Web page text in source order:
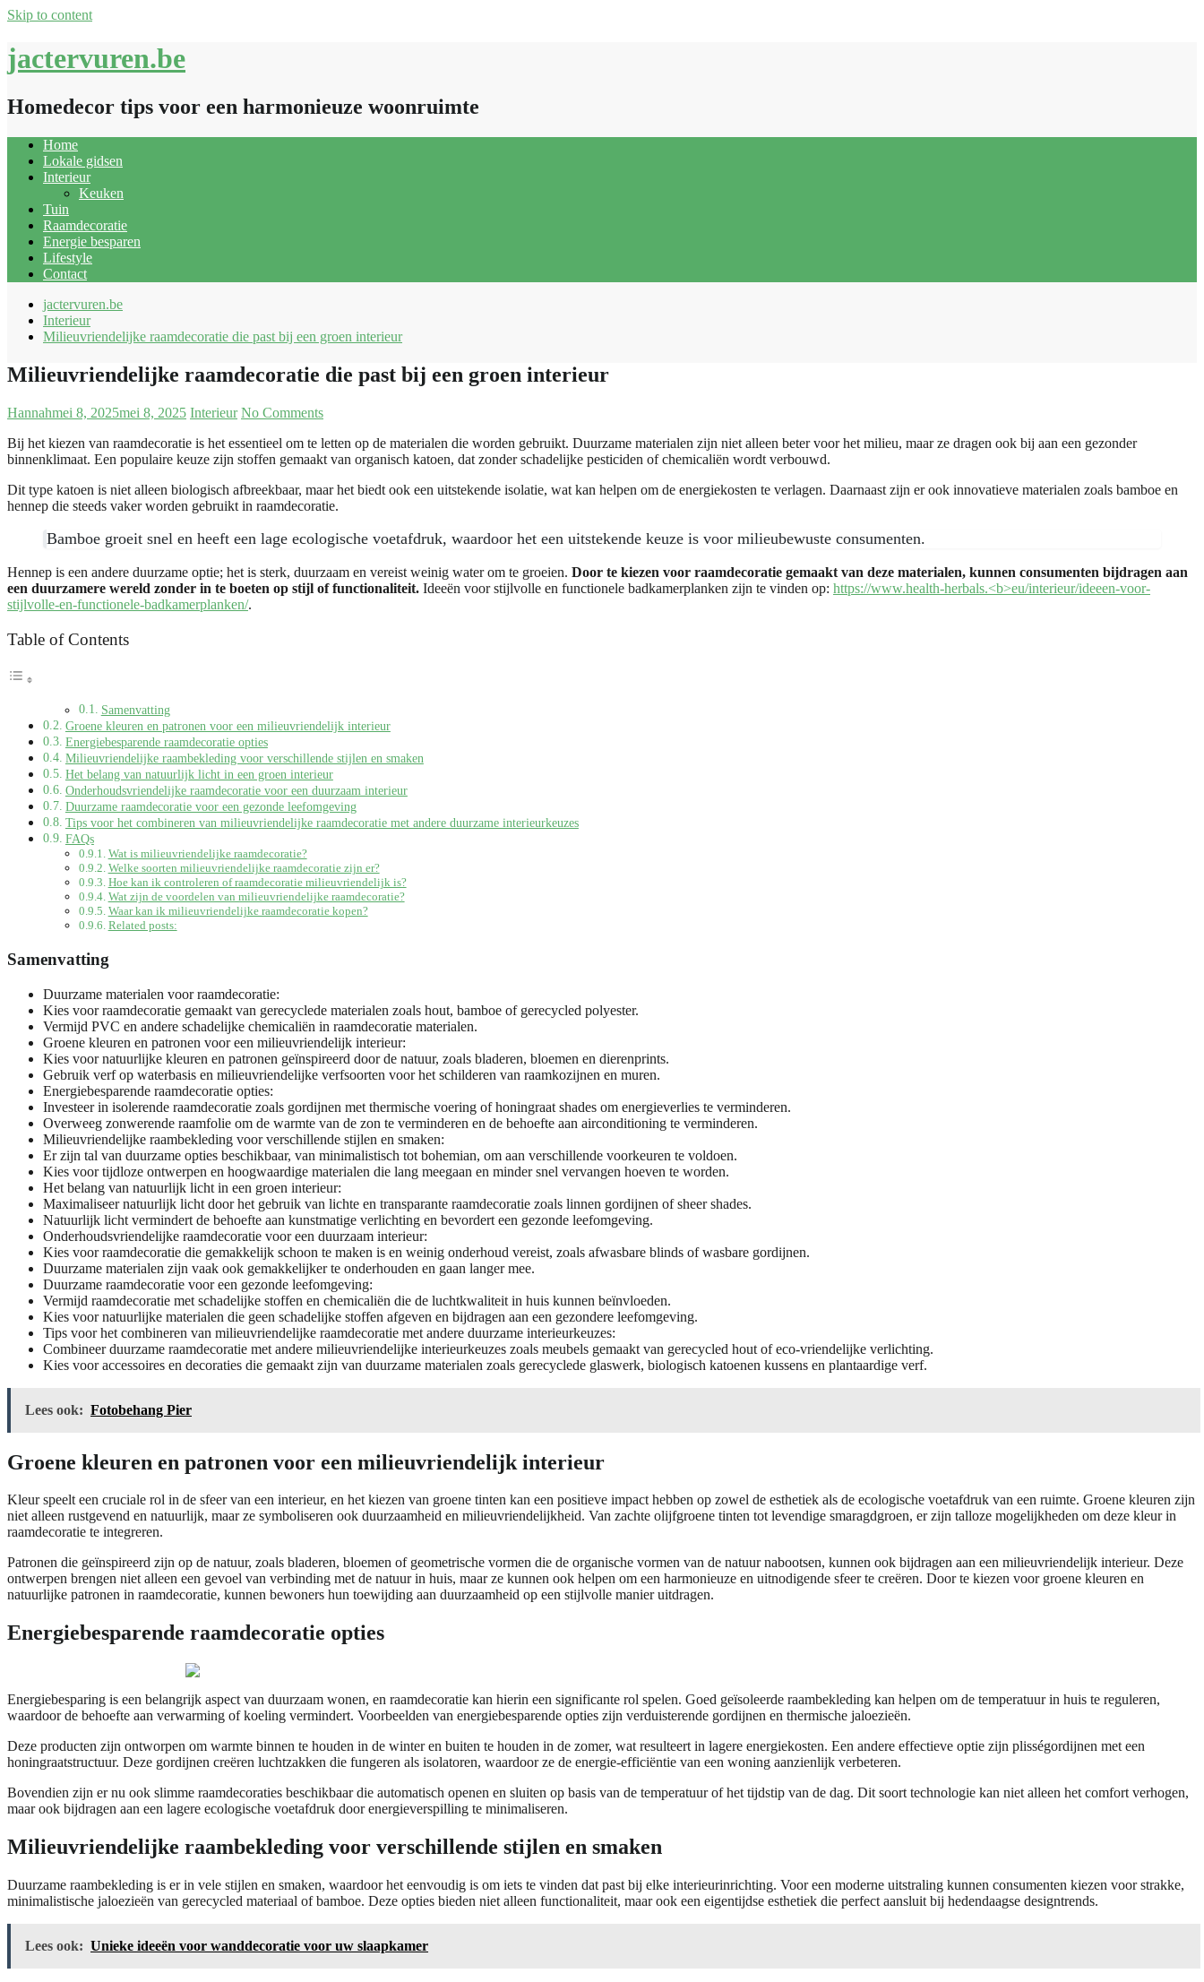
Skip to content
jactervuren.be
Homedecor tips voor een harmonieuze woonruimte
Home
Lokale gidsen
Interieur
Keuken
Tuin
Raamdecoratie
Energie besparen
Lifestyle
Contact
jactervuren.be
Interieur
Milieuvriendelijke raamdecoratie die past bij een groen interieur
Milieuvriendelijke raamdecoratie die past bij een groen interieur
Hannahmei 8, 2025mei 8, 2025 Interieur No Comments
Bij het kiezen van raamdecoratie is het essentieel om te letten op de materialen die worden gebruikt. Duurzame materialen zijn niet alleen beter voor het milieu, maar ze dragen ook bij aan een gezonder
binnenklimaat. Een populaire keuze zijn stoffen gemaakt van organisch katoen, dat zonder schadelijke pesticiden of chemicaliën wordt verbouwd.
Dit type katoen is niet alleen biologisch afbreekbaar, maar het biedt ook een uitstekende isolatie, wat kan helpen om de energiekosten te verlagen. Daarnaast zijn er ook innovatieve materialen zoals bamboe en
hennep die steeds vaker worden gebruikt in raamdecoratie.
Bamboe groeit snel en heeft een lage ecologische voetafdruk, waardoor het een uitstekende keuze is voor milieubewuste consumenten.
Hennep is een andere duurzame optie; het is sterk, duurzaam en vereist weinig water om te groeien. Door te kiezen voor raamdecoratie gemaakt van deze materialen, kunnen consumenten bijdragen aan
een duurzamere wereld zonder in te boeten op stijl of functionaliteit. Ideeën voor stijlvolle en functionele badkamerplanken zijn te vinden op: https://www.health-herbals.<b>eu/interieur/ideeen-voor-
stijlvolle-en-functionele-badkamerplanken/.
Table of Contents
Samenvatting
Groene kleuren en patronen voor een milieuvriendelijk interieur
Energiebesparende raamdecoratie opties
Milieuvriendelijke raambekleding voor verschillende stijlen en smaken
Het belang van natuurlijk licht in een groen interieur
Onderhoudsvriendelijke raamdecoratie voor een duurzaam interieur
Duurzame raamdecoratie voor een gezonde leefomgeving
Tips voor het combineren van milieuvriendelijke raamdecoratie met andere duurzame interieurkeuzes
FAQs
Wat is milieuvriendelijke raamdecoratie?
Welke soorten milieuvriendelijke raamdecoratie zijn er?
Hoe kan ik controleren of raamdecoratie milieuvriendelijk is?
Wat zijn de voordelen van milieuvriendelijke raamdecoratie?
Waar kan ik milieuvriendelijke raamdecoratie kopen?
Related posts:
Samenvatting
Duurzame materialen voor raamdecoratie:
Kies voor raamdecoratie gemaakt van gerecyclede materialen zoals hout, bamboe of gerecycled polyester.
Vermijd PVC en andere schadelijke chemicaliën in raamdecoratie materialen.
Groene kleuren en patronen voor een milieuvriendelijk interieur:
Kies voor natuurlijke kleuren en patronen geïnspireerd door de natuur, zoals bladeren, bloemen en dierenprints.
Gebruik verf op waterbasis en milieuvriendelijke verfsoorten voor het schilderen van raamkozijnen en muren.
Energiebesparende raamdecoratie opties:
Investeer in isolerende raamdecoratie zoals gordijnen met thermische voering of honingraat shades om energieverlies te verminderen.
Overweeg zonwerende raamfolie om de warmte van de zon te verminderen en de behoefte aan airconditioning te verminderen.
Milieuvriendelijke raambekleding voor verschillende stijlen en smaken:
Er zijn tal van duurzame opties beschikbaar, van minimalistisch tot bohemian, om aan verschillende voorkeuren te voldoen.
Kies voor tijdloze ontwerpen en hoogwaardige materialen die lang meegaan en minder snel vervangen hoeven te worden.
Het belang van natuurlijk licht in een groen interieur:
Maximaliseer natuurlijk licht door het gebruik van lichte en transparante raamdecoratie zoals linnen gordijnen of sheer shades.
Natuurlijk licht vermindert de behoefte aan kunstmatige verlichting en bevordert een gezonde leefomgeving.
Onderhoudsvriendelijke raamdecoratie voor een duurzaam interieur:
Kies voor raamdecoratie die gemakkelijk schoon te maken is en weinig onderhoud vereist, zoals afwasbare blinds of wasbare gordijnen.
Duurzame materialen zijn vaak ook gemakkelijker te onderhouden en gaan langer mee.
Duurzame raamdecoratie voor een gezonde leefomgeving:
Vermijd raamdecoratie met schadelijke stoffen en chemicaliën die de luchtkwaliteit in huis kunnen beïnvloeden.
Kies voor natuurlijke materialen die geen schadelijke stoffen afgeven en bijdragen aan een gezondere leefomgeving.
Tips voor het combineren van milieuvriendelijke raamdecoratie met andere duurzame interieurkeuzes:
Combineer duurzame raamdecoratie met andere milieuvriendelijke interieurkeuzes zoals meubels gemaakt van gerecycled hout of eco-vriendelijke verlichting.
Kies voor accessoires en decoraties die gemaakt zijn van duurzame materialen zoals gerecyclede glaswerk, biologisch katoenen kussens en plantaardige verf.
Lees ook: Fotobehang Pier
Groene kleuren en patronen voor een milieuvriendelijk interieur
Kleur speelt een cruciale rol in de sfeer van een interieur, en het kiezen van groene tinten kan een positieve impact hebben op zowel de esthetiek als de ecologische voetafdruk van een ruimte. Groene kleuren zijn
niet alleen rustgevend en natuurlijk, maar ze symboliseren ook duurzaamheid en milieuvriendelijkheid. Van zachte olijfgroene tinten tot levendige smaragdgroen, er zijn talloze mogelijkheden om deze kleur in
raamdecoratie te integreren.
Patronen die geïnspireerd zijn op de natuur, zoals bladeren, bloemen of geometrische vormen die de organische vormen van de natuur nabootsen, kunnen ook bijdragen aan een milieuvriendelijk interieur. Deze
ontwerpen brengen niet alleen een gevoel van verbinding met de natuur in huis, maar ze kunnen ook helpen om een harmonieuze en uitnodigende sfeer te creëren. Door te kiezen voor groene kleuren en
natuurlijke patronen in raamdecoratie, kunnen bewoners hun toewijding aan duurzaamheid op een stijlvolle manier uitdragen.
Energiebesparende raamdecoratie opties
Energiebesparing is een belangrijk aspect van duurzaam wonen, en raamdecoratie kan hierin een significante rol spelen. Goed geïsoleerde raambekleding kan helpen om de temperatuur in huis te reguleren,
waardoor de behoefte aan verwarming of koeling vermindert. Voorbeelden van energiebesparende opties zijn verduisterende gordijnen en thermische jaloezieën.
Deze producten zijn ontworpen om warmte binnen te houden in de winter en buiten te houden in de zomer, wat resulteert in lagere energiekosten. Een andere effectieve optie zijn plisségordijnen met een
honingraatstructuur. Deze gordijnen creëren luchtzakken die fungeren als isolatoren, waardoor ze de energie-efficiëntie van een woning aanzienlijk verbeteren.
Bovendien zijn er nu ook slimme raamdecoraties beschikbaar die automatisch openen en sluiten op basis van de temperatuur of het tijdstip van de dag. Dit soort technologie kan niet alleen het comfort verhogen,
maar ook bijdragen aan een lagere ecologische voetafdruk door energieverspilling te minimaliseren.
Milieuvriendelijke raambekleding voor verschillende stijlen en smaken
Duurzame raambekleding is er in vele stijlen en smaken, waardoor het eenvoudig is om iets te vinden dat past bij elke interieurinrichting. Voor een moderne uitstraling kunnen consumenten kiezen voor strakke,
minimalistische jaloezieën van gerecycled materiaal of bamboe. Deze opties bieden niet alleen functionaliteit, maar ook een eigentijdse esthetiek die perfect aansluit bij hedendaagse designtrends.
Lees ook: Unieke ideeën voor wanddecoratie voor uw slaapkamer